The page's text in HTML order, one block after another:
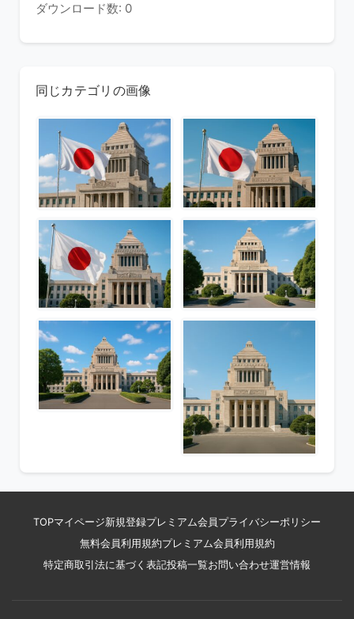
ダウンロード数: 0
同じカテゴリの画像
TOPマイページ新規登録プレミアム会員 プライバシーポリシー
無料会員利用規約プレミアム会員利用規約
特定商取引法に基づく表記投稿一覧お問い合わせ運営情報